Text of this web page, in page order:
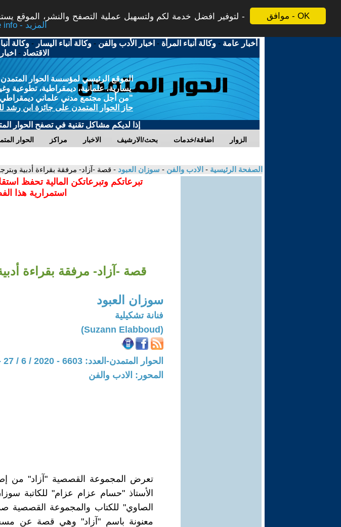
موافق - OK
لتوفير افضل خدمة لكم ولتسهيل عملية التصفح والنشر، الموقع
More info - المزيد
أخبار عامة -وكالة أنباء المرأة - اخبار الأدب والفن -وكالة أنباء اليسار -وكالة
الاقتصاد -
الموقع الرئيسي لمؤسسة الحوار المتمدن
يسارية، علمانية، ديمقراطية، تطوعية
"من أجل مجتمع مدني علماني ديمقراطي
حاز الحوار المتمدن على جائزة ابن رشد
إذا لديكم مشاكل تقنية في تصفح الحوار
الحوار مراكز الاخبار بحث/الارشيف اضافة/خدمات الزوار
الصفحة الرئيسية - الادب والفن - سوزان العبود - قصة -آزاد- مرفقة بقراءة أدبية
تبرعاتكم وتبرعاتكن المالية تحفظ
استمرارية هذا
قصة -آزاد- مرفقة بقراءة
سوزان العبود
فنانة تشكيلية
(Suzann Elabboud)
الحوار المتمدن-العدد: 6603 - 2020 / 6 / 27 - 15:23
المحور: الادب والفن
تعرض المجموعة القصصية "آزاد" من
الأستاذ "حسام عزام عزام" للكاتبة
معنونة باسم "آزاد" وهي قصة عن